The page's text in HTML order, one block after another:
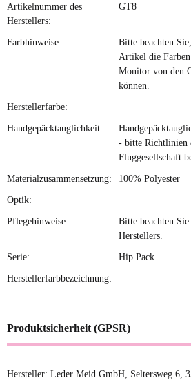
Artikelnummer des
Herstellers:
GT8
Farbhinweise:
Bitte beachten
Artikel die
Monitor von den
können.
Herstellerfarbe:
Handgepäcktauglichkeit:
- bitte Richtlinien
Fluggesellschaft
Materialzusammensetzung: 100% Polyester
Optik:
Pflegehinweise:
Bitte beachten
Herstellers.
Serie: Hip Pack
Herstellerfarbbezeichnung:
Produktsicherheit (GPSR)
Hersteller: Leder Meid GmbH, Seltersweg 6,